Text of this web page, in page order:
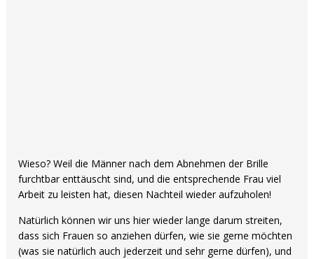
Wieso? Weil die Männer nach dem Abnehmen der Brille
furchtbar enttäuscht sind, und die entsprechende Frau viel
Arbeit zu leisten hat, diesen Nachteil wieder aufzuholen!
Natürlich können wir uns hier wieder lange darum streiten,
dass sich Frauen so anziehen dürfen, wie sie gerne möchten
(was sie natürlich auch jederzeit und sehr gerne dürfen), und